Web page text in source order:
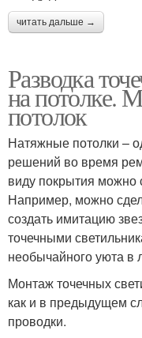
читать дальше →
Разводка
на потолке.
потолок
Натяжные потолки –
решений во время
виду покрытия можно
Например, можно
создать имитацию
точечными
необычайного уюта в
Монтаж точечных
как и в предыдущем
проводки.